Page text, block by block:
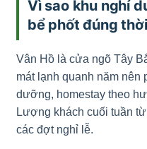
Vì sao khu nghỉ
bể phốt đúng
Vân Hồ là cửa ngõ Tây
mát lạnh quanh năm nên
dưỡng, homestay theo
Lượng khách cuối tuần
các đợt nghỉ lễ.